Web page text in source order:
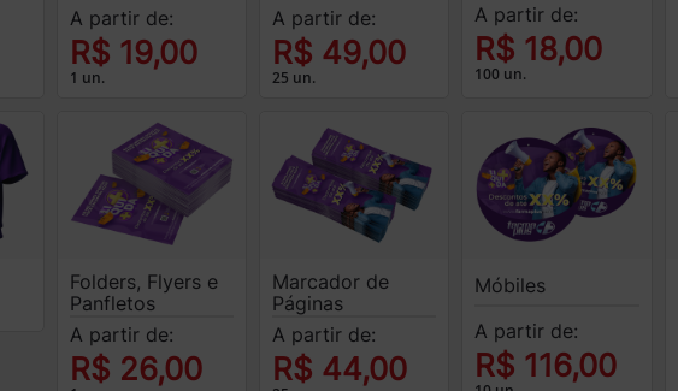
A partir de:
R$ 19,00
1 un.
A partir de:
R$ 49,00
25 un.
A partir de:
R$ 18,00
100 un.
Folders, Flyers e
Panfletos
A partir de:
R$ 26,00
Marcador de
Páginas
A partir de:
R$ 44,00
Móbiles
A partir de:
R$ 116,00